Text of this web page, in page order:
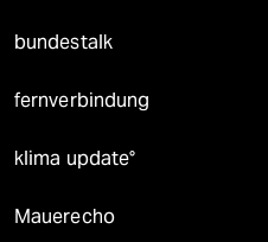
bundestalk
fernverbindung
klima update°
Mauerecho